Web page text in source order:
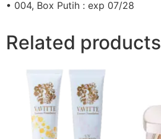
• 004, Box Putih : exp 07/28
Related products